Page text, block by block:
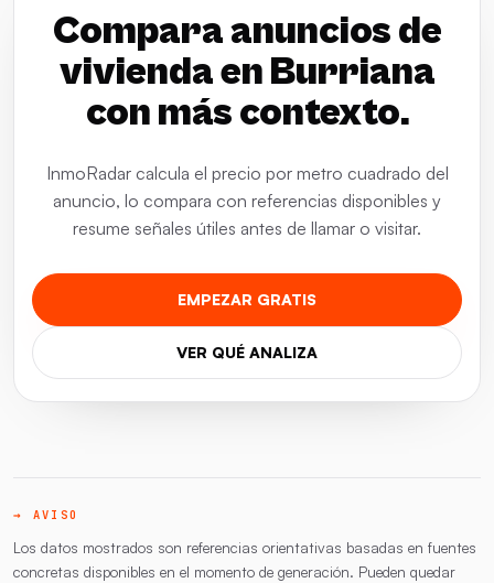
Compara anuncios de
vivienda en Burriana
con más contexto.
InmoRadar calcula el precio por metro cuadrado del
anuncio, lo compara con referencias disponibles y
resume señales útiles antes de llamar o visitar.
EMPEZAR GRATIS
VER QUÉ ANALIZA
→ AVISO
Los datos mostrados son referencias orientativas basadas en fuentes
concretas disponibles en el momento de generación. Pueden quedar